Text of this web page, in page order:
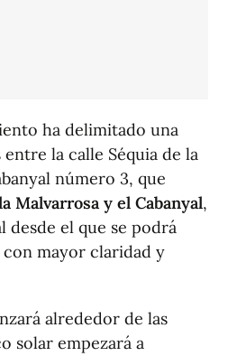
ha delimitado una
la calle Séquia de la
número 3, que
Malvarrosa y el Cabanyal,
el que se podrá
mayor claridad y
alrededor de las
solar empezará a